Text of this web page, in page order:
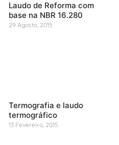
Laudo de Reforma com
base na NBR 16.280
29 Agosto, 2015
Termografia e laudo
termográfico
13 Fevereiro, 2015